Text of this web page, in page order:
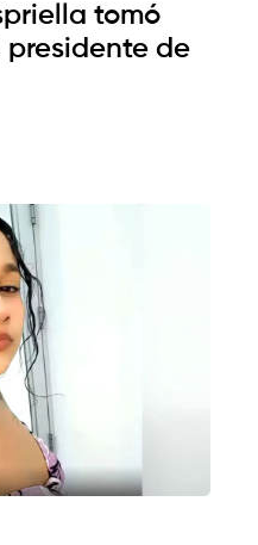
tomó
presidente de